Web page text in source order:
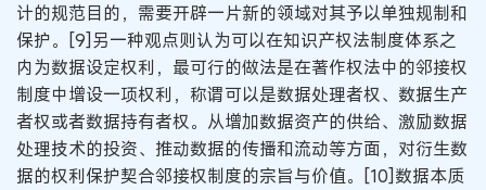
计的规范目的，需要开辟一片新的领域对其予以单独规制和
保护。[9]另一种观点则认为可以在知识产权法制度体系之
内为数据设定权利，最可行的做法是在著作权法中的邻接权
制度中增设一项权利，称谓可以是数据处理者权、数据生产
者权或者数据持有者权。从增加数据资产的供给、激励数据
处理技术的投资、推动数据的传播和流动等方面，对衍生数
据的权利保护契合邻接权制度的宗旨与价值。[10]数据本质